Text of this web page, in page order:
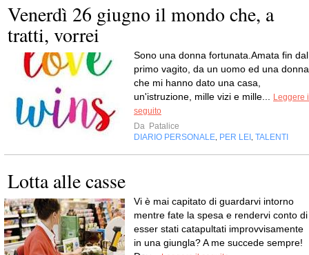
Venerdì 26 giugno il mondo che, a
tratti, vorrei
Sono una donna fortunata.Amata fin dal
primo vagito, da un uomo ed una
che mi hanno dato una casa,
un'istruzione, mille vizi e mille...
Leggere
seguito
Da Patalice
DIARIO PERSONALE PER LEI TALENTI
Lotta alle casse
Vi è mai capitato di guardarvi intorno
mentre fate la spesa e rendervi conto di
esser stati catapultati improvvisamente
in una giungla? A me succede sempre!